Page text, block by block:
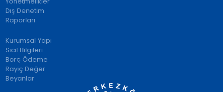
Dış Denetim
Raporları
Kurumsal Yapı
Sicil Bilgileri
Borç Ödeme
Rayiç Değer
Beyanlar